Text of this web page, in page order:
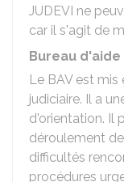
JUDEVI ne
car il s'agit de
Bureau d'aide
Le BAV est
judiciaire. Il a
d'orientation. Il
déroulement
difficultés
procédures